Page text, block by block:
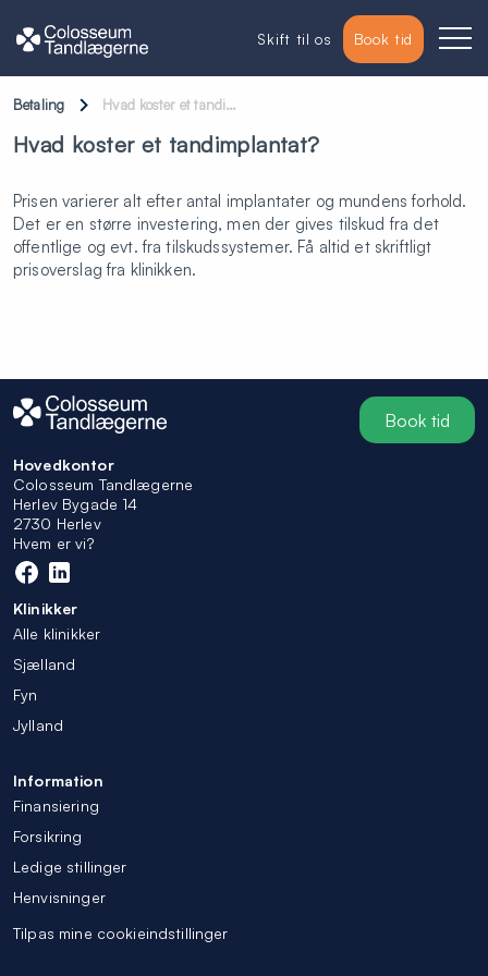
Betaling Hvad koster et tandi…
Hvad koster et tandimplantat?
Prisen varierer alt efter antal implantater og mundens forhold.
Det er en større investering, men der gives tilskud fra det
offentlige og evt. fra tilskudssystemer. Få altid et skriftligt
prisoverslag fra klinikken.
Book tid
Hovedkontor
Colosseum Tandlægerne
Herlev Bygade 14
2730 Herlev
Hvem er vi?
Klinikker
Alle klinikker
Sjælland
Fyn
Jylland
Information
Finansiering
Forsikring
Ledige stillinger
Henvisninger
Tilpas mine cookieindstillinger
Skift til os Book tid